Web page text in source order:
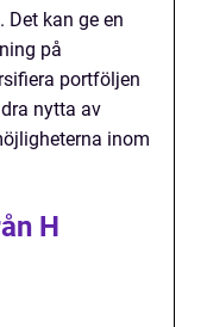
kan ge en
på
portföljen
nytta av
inom
H